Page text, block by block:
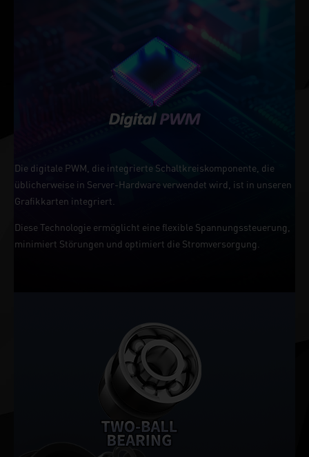
Die digitale PWM, die integrierte Schaltkreiskomponente, die
üblicherweise in Server-Hardware verwendet wird, ist in unseren
Grafikkarten integriert.
Diese Technologie ermöglicht eine flexible Spannungssteuerung,
minimiert Störungen und optimiert die Stromversorgung.